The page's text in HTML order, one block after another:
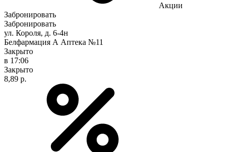
Акции
Забронировать
Забронировать
ул. Короля, д. 6-4н
Белфармация А Аптека №11
Закрыто
в 17:06
Закрыто
8,89 р.